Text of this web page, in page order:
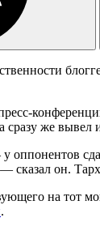
же вывел
оппонентов
сказал он.
на тот
.